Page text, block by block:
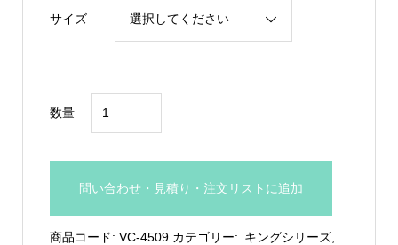
サイズ
数量
イ
問い合わせ・見積り・注文リストに追加
商品コード: VC-4509 カテゴリー: キングシリーズ,